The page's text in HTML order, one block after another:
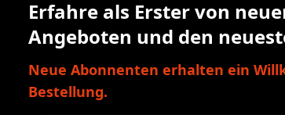
Erfahre als Erster von
Angeboten und den
Neue Abonnenten erhalten ein
Bestellung.